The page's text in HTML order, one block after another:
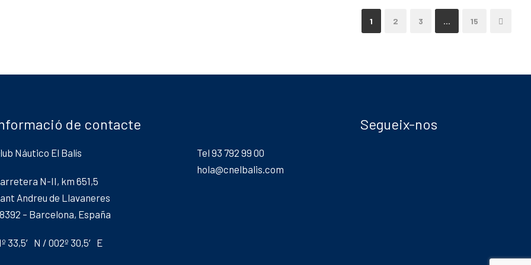
1 2 3 … 15
de contacte
Náutico El Balís
N-II, km 651,5
Andreu de Llavaneres
– Barcelona, España
33,5′ N / 002º 30,5′ E
Tel 93 792 99 00
hola@cnelbalis.com
Segueix-nos